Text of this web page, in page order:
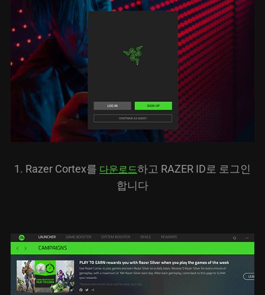
1. Razer Cortex를 다운로드하고 RAZER ID로 로그인
합니다